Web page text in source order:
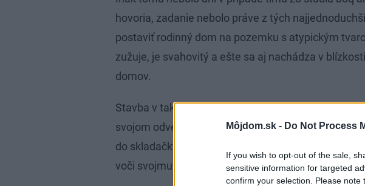
Môjdom.sk - Do Not Process
If you wish to opt-out of the sale,
sensitive information for targeted
confirm your selection. Please
hovoria, zadanie nebolo práve z tých
postaviť rodinný dom na pozemku s atypickým
zužuje, je svahovitý a ešte sa aj nachádza v
domov.
Stavba v takýchto podmienkach si vyžiadala
svojom odvetví. Dom sa napokon mal stať
do skladačky, pričom musel byť vybratý a zasadený
voči svojmu okoliu.